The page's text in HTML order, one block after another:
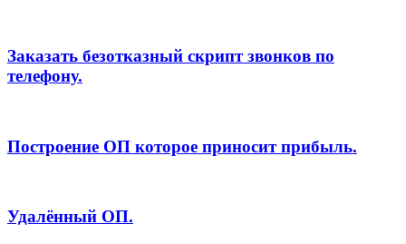
Заказать безотказный скрипт звонков по
телефону.
Построение ОП которое приносит прибыль.
Удалённый ОП.